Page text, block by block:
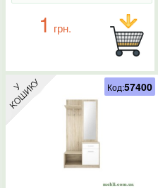
1 грн.
Код:57400